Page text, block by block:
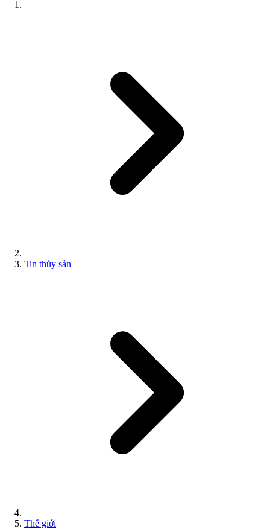
Tin thủy sản
Thế giới